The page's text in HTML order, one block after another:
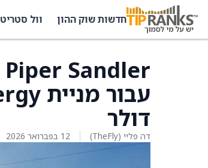
חדשות שוק ההון וול סטריט
דולר
דה פליי (TheFly) 12 בפברואר 2026